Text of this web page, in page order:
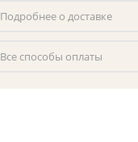
Подробнее о доставке
Все способы оплаты